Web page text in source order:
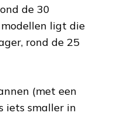
de 30
ligt die
rond de 25
(met een
iets smaller in